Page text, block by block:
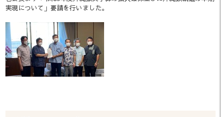
実現について」要請を行いました。